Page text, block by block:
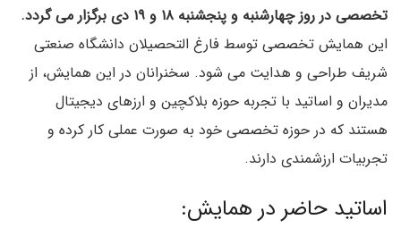
تخصصی در روز چهارشنبه و پنجشنبه ۱۸ و ۱۹ دی برگزار می گردد.
این همایش تخصصی توسط فارغ التحصیلان دانشگاه صنعتی
شریف طراحی و هدایت می شود. سخنرانان در این همایش، از
مدیران و اساتید با تجربه حوزه بلاکچین و ارزهای دیجیتال
هستند که در حوزه تخصصی خود به صورت عملی کار کرده و
تجربیات ارزشمندی دارند.
اساتید حاضر در همایش: